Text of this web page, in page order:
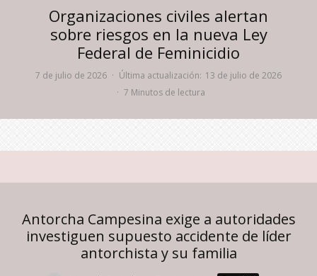
Organizaciones civiles alertan
sobre riesgos en la nueva Ley
Federal de Feminicidio
7 de julio de 2026 · Última actualización: 13 de julio de 2026
· 7 Minutos de lectura
Antorcha Campesina exige a autoridades
investiguen supuesto accidente de líder
antorchista y su familia